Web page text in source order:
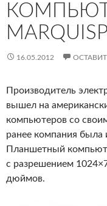
16.05.2012
Производитель
вышел на
компьютеров со
ранее компания была
Планшетный
с разрешением
дюймов.